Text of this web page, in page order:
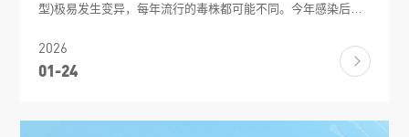
型)极易发生变异，每年流行的毒株都可能不同。今年感染后产
感免疫一般只能维持6个月至1年，之后抗体水平下降，就可能
再次感染。 多型多亚型 流感病毒有甲、乙、丙、丁四型，甲型
有免疫力。 --- 二、为什么流感容易大流行? 传染性强 患者咳
2026
01-24